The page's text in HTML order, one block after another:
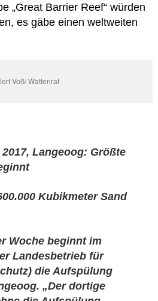
„Great Barrier Reef“ würden
, es gäbe einen weltweiten
Voß/ Wattenrat
Langeoog: Größte
Kubikmeter Sand
Woche beginnt im
Landesbetrieb für
die Aufspülung
„Der dortige